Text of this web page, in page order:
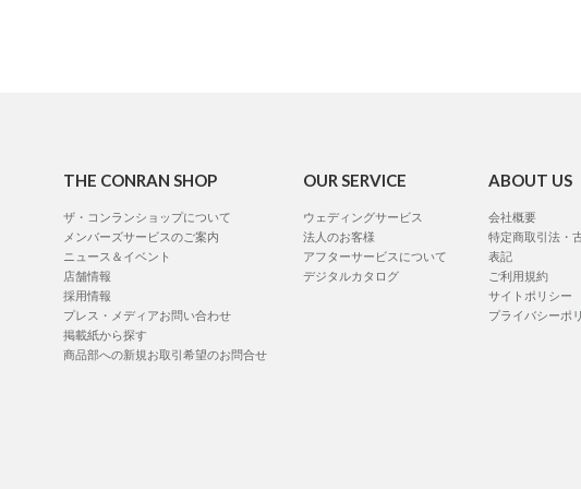
THE CONRAN SHOP
ザ・コンランショップについて
メンバーズサービスのご案内
ニュース＆イベント
店舗情報
採用情報
プレス・メディアお問い合わせ
掲載紙から探す
商品部への新規お取引希望のお問合せ
OUR SERVICE
ウェディングサービス
法人のお客様
アフターサービスについて
デジタルカタログ
ABOUT US
会社概要
特定商取引法・
表記
ご利用規約
サイトポリシー
プライバシーポ